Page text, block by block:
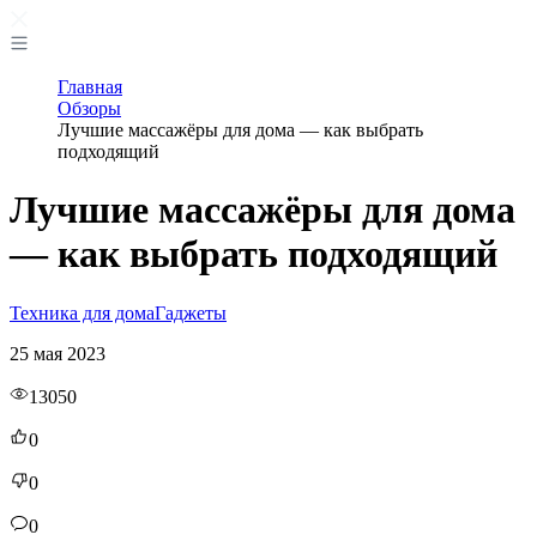
Главная
Обзоры
Лучшие массажёры для дома — как выбрать
подходящий
Лучшие массажёры для дома
— как выбрать подходящий
Техника для домаГаджеты
25 мая 2023
13050
0
0
0